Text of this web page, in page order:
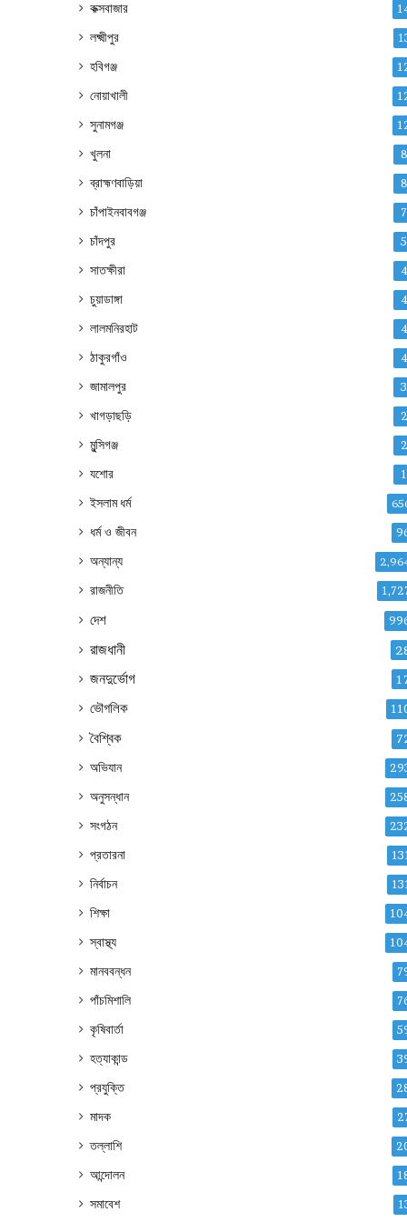
কক্সবাজার
লক্ষ্মীপুর
হবিগঞ্জ
নোয়াখালী
সুনামগঞ্জ
খুলনা 8
ব্রাহ্মণবাড়িয়া 8
চাঁপাইনবাবগঞ্জ 7
চাঁদপুর 5
সাতক্ষীরা 4
চুয়াডাঙ্গা 4
লালমনিরহাট 4
ঠাকুরগাঁও 4
জামালপুর 3
খাগড়াছড়ি 2
মুন্সিগঞ্জ 2
যশোর 1
ইসলাম ধর্ম
ধর্ম ও জীবন
অন্যান্য
রাজনীতি
দেশ
রাজধানী
জনদুর্ভোগ
ভৌগলিক
বৈশ্বিক
অভিযান
অনুসন্ধান
সংগঠন
প্রতারনা
নির্বাচন
শিক্ষা
স্বাস্থ্য
মানববন্ধন
পাঁচমিশালি
কৃষিবার্তা
হত্যাকান্ড
প্রযুক্তি
মাদক
তল্লাশি
আন্দোলন
সমাবেশ